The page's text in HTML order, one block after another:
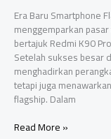
Era Baru Smartphone
menggemparkan
bertajuk Redmi K90
Setelah sukses besar
menghadirkan
tetapi juga
flagship. Dalam
Redmi
Read More »